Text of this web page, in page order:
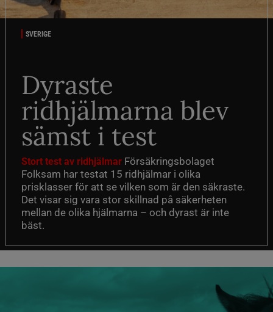
SVERIGE
Dyraste
ridhjälmarna blev
sämst i test
Stort test av ridhjälmar Försäkringsbolaget
Folksam har testat 15 ridhjälmar i olika
prisklasser för att se vilken som är den säkraste.
Det visar sig vara stor skillnad på säkerheten
mellan de olika hjälmarna – och dyrast är inte
bäst.